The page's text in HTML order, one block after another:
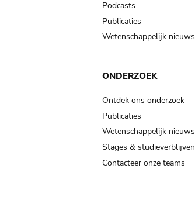
Podcasts
Publicaties
Wetenschappelijk nieuws
ONDERZOEK
Ontdek ons onderzoek
Publicaties
Wetenschappelijk nieuws
Stages & studieverblijven
Contacteer onze teams